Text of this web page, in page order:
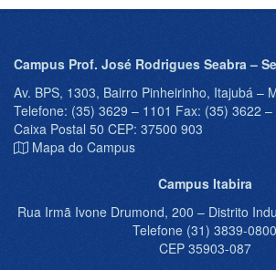
Campus Prof. José Rodrigues Seabra –
Av. BPS, 1303, Bairro Pinheirinho, Itajubá –
Telefone: (35) 3629 – 1101 Fax: (35) 3622 –
Caixa Postal 50 CEP: 37500 903
Mapa do Campus
Campus Itabira
Rua Irmã Ivone Drumond, 200 – Distrito
Telefone (31) 3839-0800
CEP 35903-087